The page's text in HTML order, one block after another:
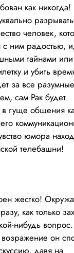
как никогда!
человек,
с ним радостью,
тайнами
и убить
за все разумные
сам Рак будет
в гуще общения
юмора
телебашни!
жестко!
как только
нибудь
он
давя на